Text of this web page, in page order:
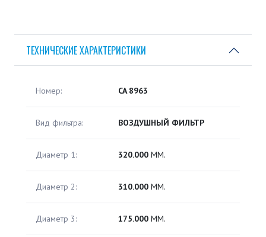
ТЕХНИЧЕСКИЕ ХАРАКТЕРИСТИКИ
Номер: CA 8963
Вид фильтра: ВОЗДУШНЫЙ ФИЛЬТР
Диаметр 1: 320.000 ММ.
Диаметр 2: 310.000 ММ.
Диаметр 3: 175.000 ММ.